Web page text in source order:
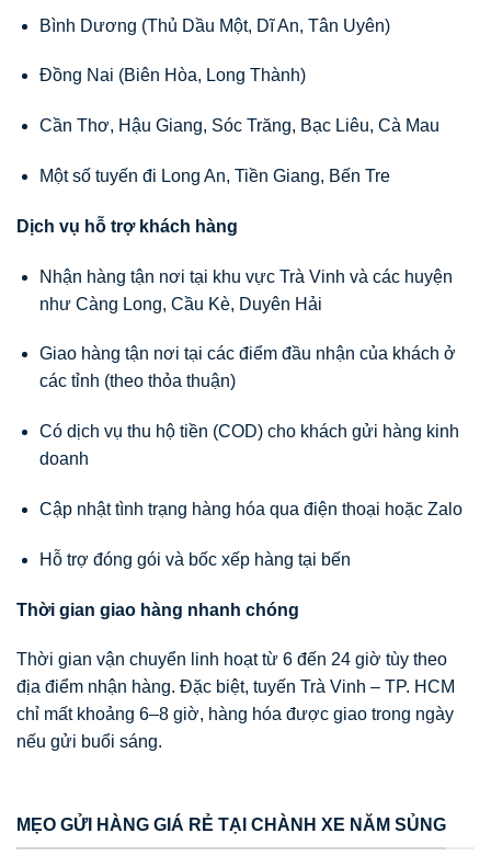
Bình Dương (Thủ Dầu Một, Dĩ An, Tân Uyên)
Đồng Nai (Biên Hòa, Long Thành)
Cần Thơ, Hậu Giang, Sóc Trăng, Bạc Liêu, Cà Mau
Một số tuyến đi Long An, Tiền Giang, Bến Tre
Dịch vụ hỗ trợ khách hàng
Nhận hàng tận nơi tại khu vực Trà Vinh và các huyện
như Càng Long, Cầu Kè, Duyên Hải
Giao hàng tận nơi tại các điểm đầu nhận của khách ở
các tỉnh (theo thỏa thuận)
Có dịch vụ thu hộ tiền (COD) cho khách gửi hàng kinh
doanh
Cập nhật tình trạng hàng hóa qua điện thoại hoặc Zalo
Hỗ trợ đóng gói và bốc xếp hàng tại bến
Thời gian giao hàng nhanh chóng
Thời gian vận chuyển linh hoạt từ 6 đến 24 giờ tùy theo
địa điểm nhận hàng. Đặc biệt, tuyến Trà Vinh – TP. HCM
chỉ mất khoảng 6–8 giờ, hàng hóa được giao trong ngày
nếu gửi buổi sáng.
MẸO GỬI HÀNG GIÁ RẺ TẠI CHÀNH XE NĂM SỦNG